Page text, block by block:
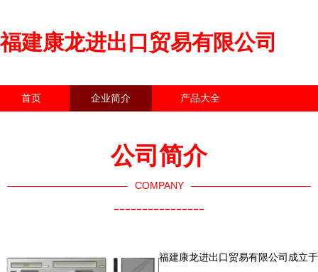
福建康龙进出口贸易有限公司
首页 企业简介 产品大全
公司简介
COMPANY
----------------
福建康龙进出口贸易有限公司成立于